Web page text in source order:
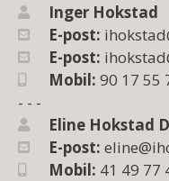
Inger Hokstad
E-post:
E-post:
Mobil: 90 17 55
- - -
Eline Hokstad
E-post:
Mobil: 41 49 77